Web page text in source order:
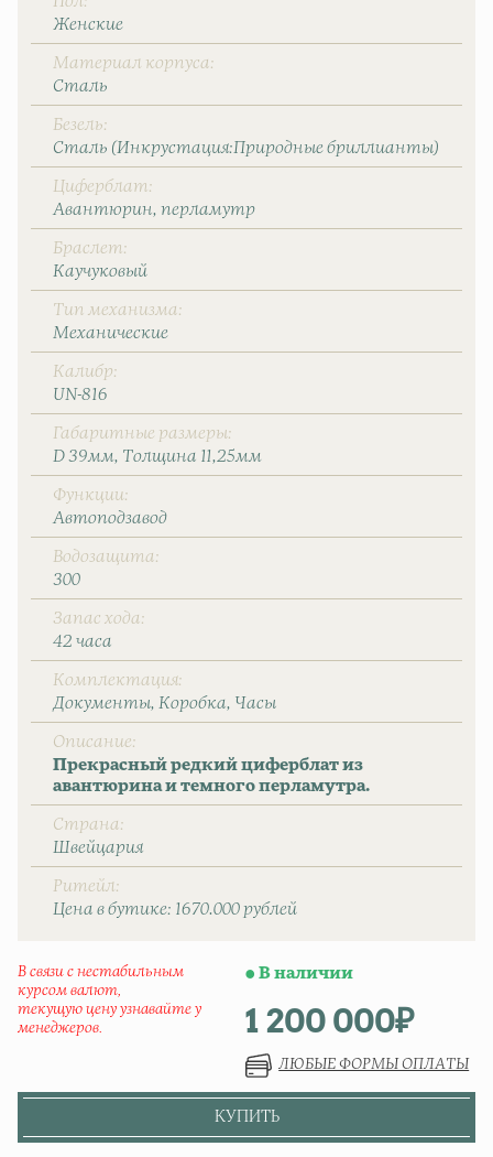
Женские
Материал корпуса
Сталь
Безель
Сталь (Инкрустация:Природные бриллианты)
Циферблат
Авантюрин, перламутр
Браслет
Каучуковый
Тип механизма
Механические
Калибр
UN-816
Габаритные размеры
D 39мм Толщина 11,25мм
Функции
Автоподзавод
Водозащита
300
Запас хода
42 часа
Комплектация
Документы Коробка Часы
Описание
Прекрасный редкий циферблат из
авантюрина и темного перламутра.
Страна
Швейцаpия
Ритейл
Цена в бутике: 1670.000 рублей
В связи с нестабильным
курсом валют,
текущую цену узнавайте у
менеджеров.
1 200 000₽
В наличии
ЛЮБЫЕ ФОРМЫ ОПЛАТЫ
КУПИТЬ